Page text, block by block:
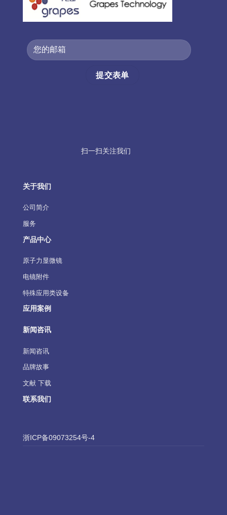
关于我们
公司简介
服务
产品中心
原子力显微镜
电镜附件
特殊应用类设备
应用案例
新闻咨讯
新闻咨讯
品牌故事
文献 下载
联系我们
扫一扫关注我们
浙ICP备09073254号-4